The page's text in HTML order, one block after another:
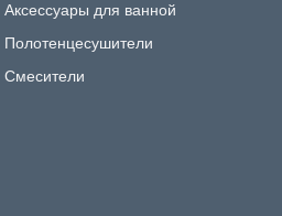
Аксессуары для ванной
Полотенцесушители
Смесители